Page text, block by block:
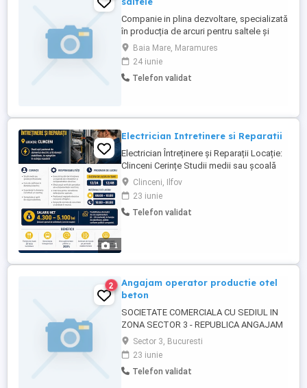
Companie in plina dezvoltare, specializată
în producția de arcuri pentru saltele și
canapele. Experienta nu este necesara,
instruirea se face la locul de munca.
Pachet salarial oferit: - Bonus in functie de
performanta - Bonus de prezenta - Ore
Baia Mare, Maramures
24 iunie
Telefon validat
1
Electrician Intretinere si Reparatii
Electrician Întreținere și Reparații Locație:
Clinceni Cerințe Studii medii sau școală
profesională; Curs de calificare în
domeniul electric; Experiența în domeniu
constituie un avantaj; Seriozitate și spirit
de responsabilitate. Responsabilități
Clinceni, Ilfov
23 iunie
Telefon validat
2
Angajam operator productie otel
beton
SOCIETATE COMERCIALA CU SEDIUL IN
ZONA SECTOR 3 - REPUBLICA ANGAJAM
OPERATOR COMANDA NUMERICA
PENTRU PRODUCTIE OTEL BETON
PROGRAM DE LUCRU 8 ORE + PAUZA DE
MASA , IN DOUA SCHIMBURI PENTRU
Sector 3, Bucuresti
23 iunie
Telefon validat